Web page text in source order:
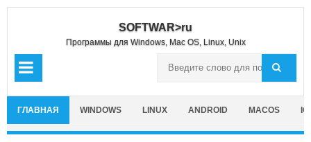
SOFTWAR>ru
Программы для Windows, Mac OS, Linux, Unix
ГЛАВНАЯ WINDOWS LINUX ANDROID MACOS